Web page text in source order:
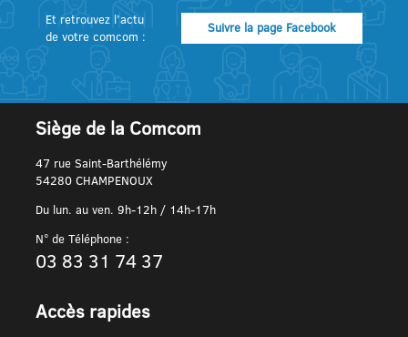
Et retrouvez l’actu
de votre comcom :
Suivre la page Facebook
Siège de la Comcom
47 rue Saint-Barthélémy
54280 CHAMPENOUX
Du lun. au ven. 9h-12h / 14h-17h
N° de Téléphone :
03 83 31 74 37
Accès rapides